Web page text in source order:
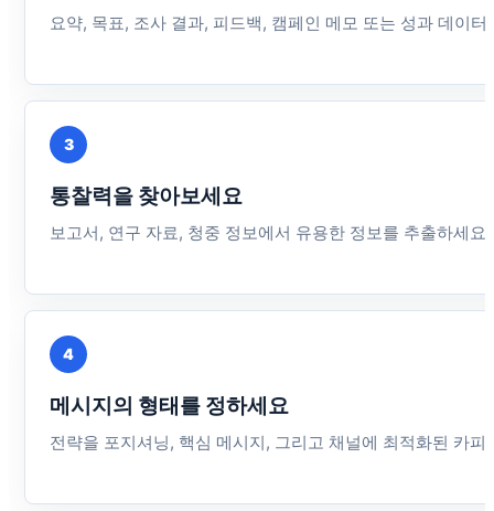
요약, 목표, 조사 결과, 피드백, 캠페인 메모 또는 성과 데이터
3
통찰력을 찾아보세요
보고서, 연구 자료, 청중 정보에서 유용한 정보를 추출하세요.
4
메시지의 형태를 정하세요
전략을 포지셔닝, 핵심 메시지, 그리고 채널에 최적화된 카피